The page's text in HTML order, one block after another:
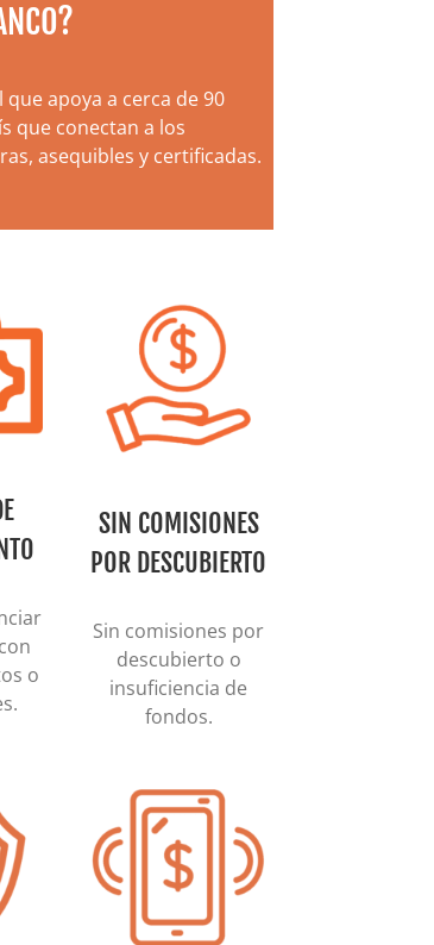
apoya a cerca de 90
que conectan a los
asequibles y certificadas.
o
SIN COMISIONES
POR DESCUBIERTO
Sin comisiones por
descubierto o
insuficiencia de
fondos.